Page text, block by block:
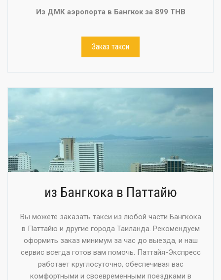
Из ДМК аэропорта в Бангкок за 899 THB
Заказ такси
из Бангкока в Паттайю
Вы можете заказать такси из любой части Бангкока
в Паттайю и другие города Таиланда. Рекомендуем
оформить заказ минимум за час до выезда, и наш
сервис всегда готов вам помочь. Паттайя-Экспресс
работает круглосуточно, обеспечивая вас
комфортными и своевременными поездками в